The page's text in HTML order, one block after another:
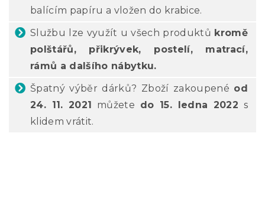
balícím papíru a vložen do krabice.
Službu lze využít u všech produktů kromě
polštářů, přikrývek, postelí, matrací,
rámů a dalšího nábytku.
Špatný výběr dárků? Zboží zakoupené od
24. 11. 2021 můžete do 15. ledna 2022 s
klidem vrátit.